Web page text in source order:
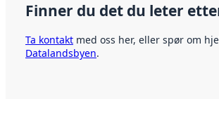
Finner du det du leter
Ta kontakt med oss her, eller spør om
Datalandsbyen.